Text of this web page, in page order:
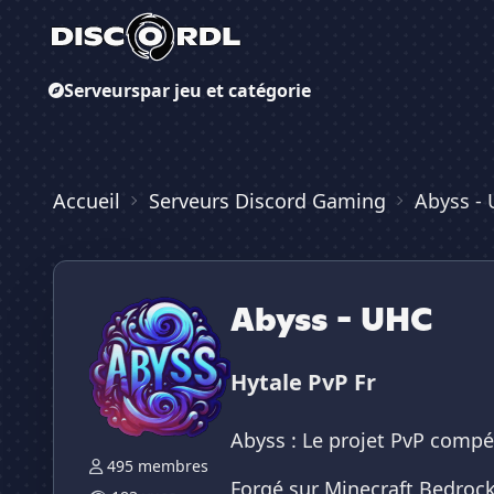
Serveurspar jeu et catégorie
Accueil Serveurs Discord Gaming Abyss -
495 membres
Abyss - UHC
Hytale PvP Fr
Abyss : Le projet PvP
Forgé sur Minecraft